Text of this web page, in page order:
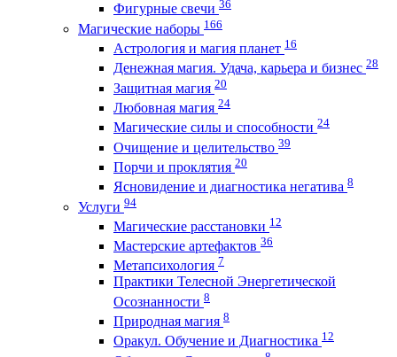
Фигурные свечи 36
Магические наборы 166
Астрология и магия планет 16
Денежная магия. Удача, карьера и бизнес 28
Защитная магия 20
Любовная магия 24
Магические силы и способности 24
Очищение и целительство 39
Порчи и проклятия 20
Ясновидение и диагностика негатива 8
Услуги 94
Магические расстановки 12
Мастерские артефактов 36
Метапсихология 7
Практики Телесной Энергетической
Осознанности 8
Природная магия 8
Оракул. Обучение и Диагностика 12